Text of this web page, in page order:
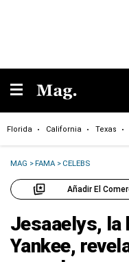
Florida California Texas
MAG >FAMA > CELEBS
Añadir El
Jesaaelys, la
Yankee,